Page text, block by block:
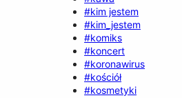
#kim jestem
#kim_jestem
#komiks
#koncert
#koronawirus
#kościół
#kosmetyki